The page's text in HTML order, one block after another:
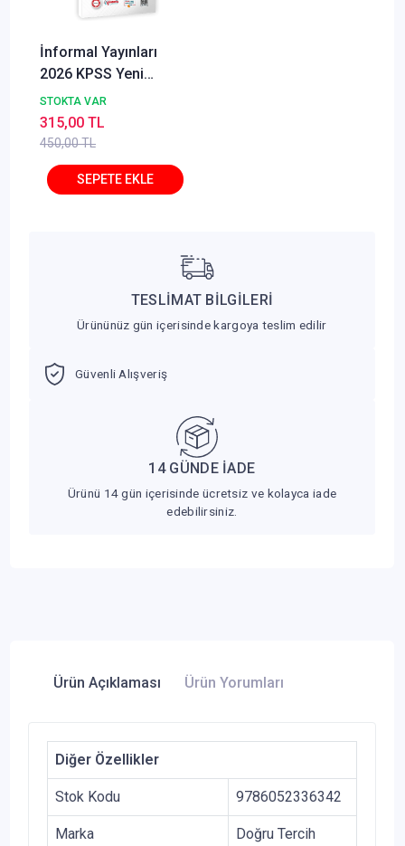
İnformal Yayınları
2026 KPSS Yeni
Sistem Anamorfik
Matematik Özgün
Soru Bankası Konu
Konu Dijital Çözümlü
STOKTA VAR
450,00 TL
315,00 TL
TESLİMAT BİLGİLERİ
Ürününüz gün içerisinde kargoya teslim edilir
Güvenli Alışveriş
14 GÜNDE İADE
Ürünü 14 gün içerisinde ücretsiz ve kolayca iade
edebilirsiniz.
Ürün Açıklaması Ürün Yorumları
Diğer Özellikler
Stok Kodu 9786052336342
Marka
Doğru Tercih